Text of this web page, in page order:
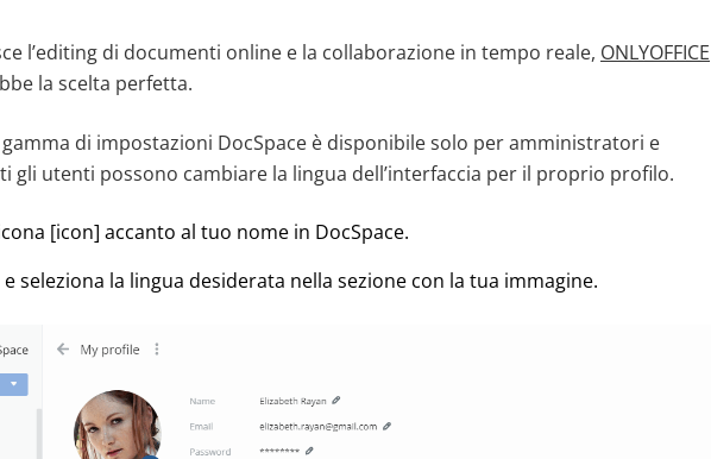
l’editing di documenti online e la collaborazione in tempo reale, ONLYOFFICE
la scelta perfetta.
gamma di impostazioni DocSpace è disponibile solo per amministratori e
gli utenti possono cambiare la lingua dell’interfaccia per il proprio profilo.
[icon] accanto al tuo nome in DocSpace.
seleziona la lingua desiderata nella sezione con la tua immagine.